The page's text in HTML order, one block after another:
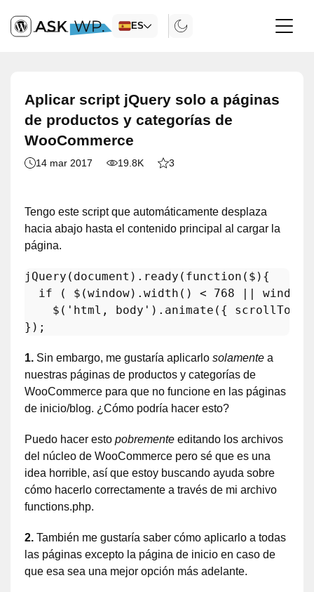
ES
Aplicar script jQuery solo a páginas
de productos y categorías de
WooCommerce
14 mar 2017 19.8K 3
Tengo este script que automáticamente desplaza
hacia abajo hasta el contenido principal al cargar la
página.
jQuery ( document ). ready ( function ( $ ){
if ( $(window). width () < 768 || window
    $(
'html, body' ). animate ({ scrollTop
1. Sin embargo, me gustaría aplicarlo solamente a
nuestras páginas de productos y categorías de
WooCommerce para que no funcione en las páginas
de inicio/blog. ¿Cómo podría hacer esto?
Puedo hacer esto pobremente editando los archivos
del núcleo de WooCommerce pero sé que es una
idea horrible, así que estoy buscando ayuda sobre
cómo hacerlo correctamente a través de mi archivo
functions.php.
2. También me gustaría saber cómo aplicarlo a todas
las páginas excepto la página de inicio en caso de
que esa sea una mejor opción más adelante.